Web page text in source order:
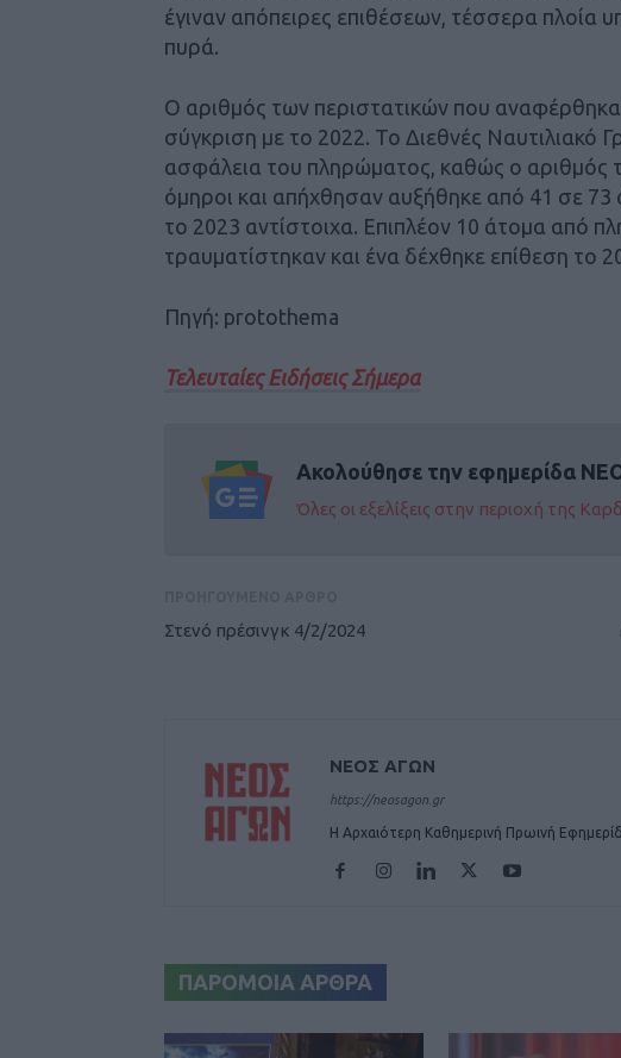
έγιναν απόπειρες επιθέσεων, τέσσερα πλοία
πυρά.
Ο αριθμός των περιστατικών που
σύγκριση με το 2022. Το Διεθνές Ναυτιλιακό
ασφάλεια του πληρώματος, καθώς ο
όμηροι και απήχθησαν αυξήθηκε από 41 σε 73
το 2023 αντίστοιχα. Επιπλέον 10 άτομα από
τραυματίστηκαν και ένα δέχθηκε επίθεση το
Πηγή: protothema
Τελευταίες Ειδήσεις Σήμερα
Ακολούθησε την εφημερίδα
Όλες οι εξελίξεις στην περιοχή της
Στενό πρέσινγκ 4/2/2024
ΝΕΟΣ ΑΓΩΝ
https://neosagon.gr
Η Αρχαιότερη Καθημερινή Πρωινή
ΠΑΡΟΜΟΙΑ ΑΡΘΡΑ